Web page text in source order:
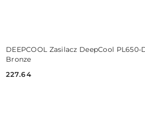
DEEPCOOL Zasilacz DeepCool
Bronze
Cena:
227.64